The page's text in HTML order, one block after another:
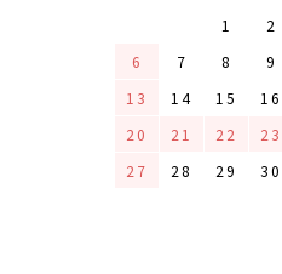
1
2
6
7 8 9
13
14 15 16
20
21 22 23
27
28 29 30